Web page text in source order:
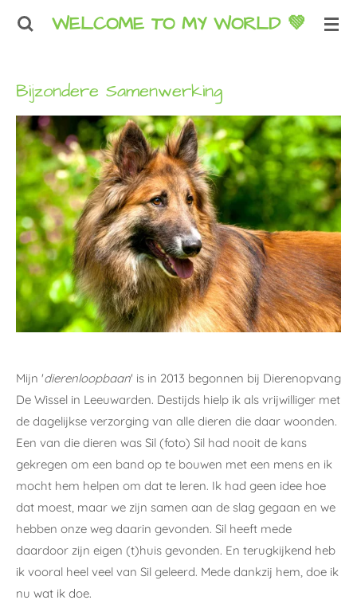
Ga
de
hoofdinhoud
WELCOME TO MY WORLD 💚
Bijzondere Samenwerking
Mijn 'dierenloopbaan' is in 2013 begonnen bij Dierenopvang
De Wissel in Leeuwarden. Destijds hielp ik als vrijwilliger met
de dagelijkse verzorging van alle dieren die daar woonden.
Een van die dieren was Sil (foto) Sil had nooit de kans
gekregen om een band op te bouwen met een mens en ik
mocht hem helpen om dat te leren. Ik had geen idee hoe
dat moest, maar we zijn samen aan de slag gegaan en we
hebben onze weg daarin gevonden. Sil heeft mede
daardoor zijn eigen (t)huis gevonden. En terugkijkend heb
ik vooral heel veel van Sil geleerd. Mede dankzij hem, doe ik
nu wat ik doe.